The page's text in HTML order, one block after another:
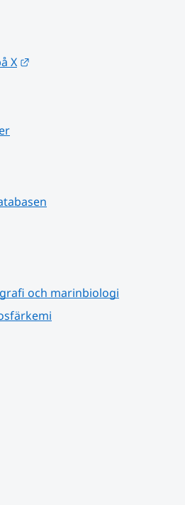
X
och marinbiologi